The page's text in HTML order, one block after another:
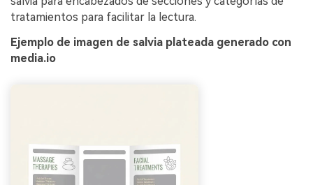
tratamientos para facilitar la lectura.
Ejemplo de imagen de salvia plateada generado con
media.io